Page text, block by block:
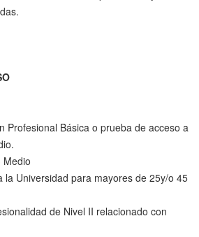
Profesional Básica o prueba de acceso a
Medio
la Universidad para mayores de 25y/o 45
de Nivel II relacionado con